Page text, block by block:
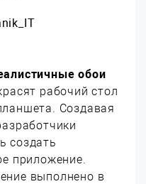
обои
рабочий стол
Создавая
создать
приложение.
выполнено в